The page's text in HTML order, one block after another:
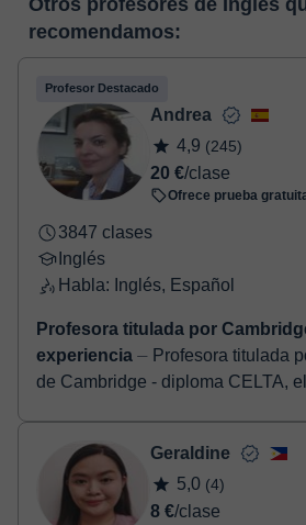
enlace puedes ver una demo del aula y
virtual
horas, podrás realizar el pago mediante
crédito.
Una vez realices el pago de la clase,
Otros profesores de Inglés
recomendamos:
Profesor Destacado
Andrea
4,9 (245)
20 €/clase
Ofrece prueba
3847 clases
Inglés
Habla: Inglés, Español
Profesora titulada por
experiencia ⏤ Profesora titulada por la universidad
de Cambridge - diploma CELTA,
Geraldine
5,0 (4)
8 €/clase